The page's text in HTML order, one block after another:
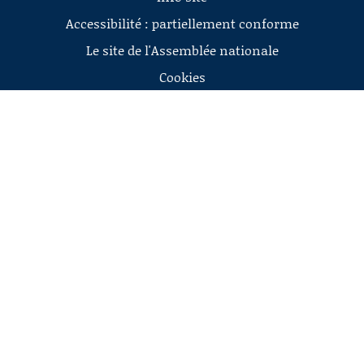
Accessibilité : partiellement conforme
Le site de l'Assemblée nationale
Cookies